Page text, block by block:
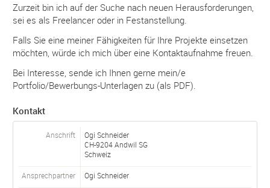
Zurzeit bin ich auf der Suche nach neuen Herausforderungen,
sei es als Freelancer oder in Festanstellung.
Falls Sie eine meiner Fähigkeiten für Ihre Projekte einsetzen
möchten, würde ich mich über eine Kontaktaufnahme freuen.
Bei Interesse, sende ich Ihnen gerne mein/e
Portfolio/Bewerbungs-Unterlagen zu (als PDF).
Kontakt
Anschrift
Ogi Schneider
CH-9204Andwil SG
Schweiz
Ansprechpartner Ogi Schneider